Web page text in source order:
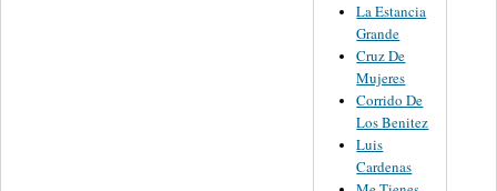
La Estancia
Grande
Cruz De
Mujeres
Corrido De
Los Benitez
Luis
Cardenas